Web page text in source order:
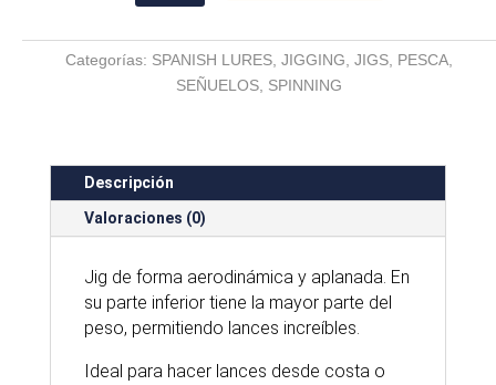
20
G
cantidad
Categorías: SPANISH LURES JIGGING JIGS PESCA
SEÑUELOS SPINNING
Descripción
Valoraciones (0)
Jig de forma aerodinámica y aplanada. En
su parte inferior tiene la mayor parte del
peso, permitiendo lances increíbles.
Ideal para hacer lances desde costa o